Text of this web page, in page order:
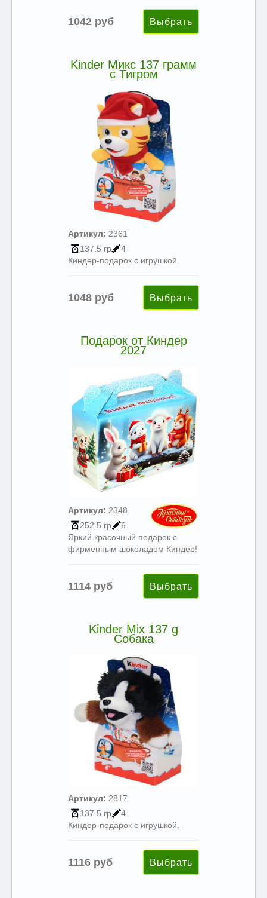
1042 руб
Kinder Микс 137 грамм
с Тигром
Артикул: 2361
137.5 гр
4
Киндер-подарок с игрушкой.
1048 руб
Подарок от Киндер
2027
Артикул: 2348
252.5 гр
6
Яркий красочный подарок с
фирменным шоколадом Киндер!
1114 руб
Kinder Mix 137 g
Собака
Артикул: 2817
137.5 гр
4
Киндер-подарок с игрушкой.
1116 руб